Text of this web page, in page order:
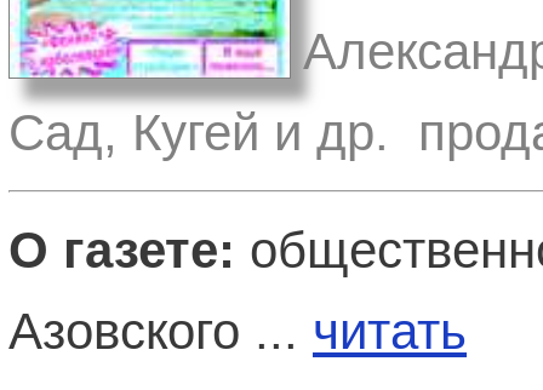
Сад, Кугей и др.
О газете:
Азовского ... читать